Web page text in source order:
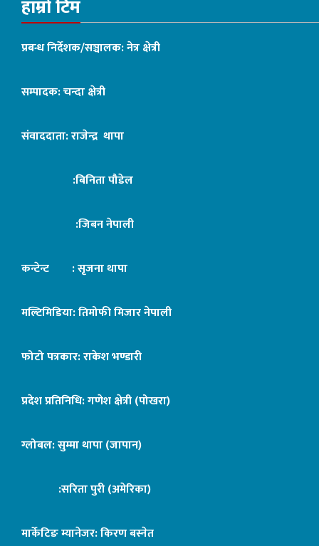
हाम्रो टिम
प्रबन्ध निर्देशक/सञ्चालक: नेत्र क्षेत्री
सम्पादक: चन्दा क्षेत्री
संवाददाता: राजेन्द्र थापा
:बिनिता पौडेल
:जिबन नेपाली
कन्टेन्ट : सृजना थापा
मल्टिमिडिया: तिमोफी मिजार नेपाली
फोटो पत्रकार: राकेश भण्डारी
प्रदेश प्रतिनिधि: गणेश क्षेत्री (पोखरा)
ग्लोबल: सुम्मा थापा (जापान)
:सरिता पुरी (अमेरिका)
मार्केटिङ म्यानेजर: किरण बस्नेत